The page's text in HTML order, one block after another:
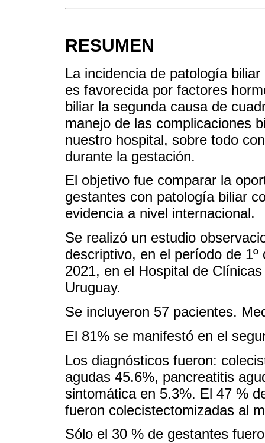
RESUMEN
La incidencia de patología
es favorecida por factores
biliar la segunda causa de
manejo de las complicaciones
nuestro hospital, sobre todo
durante la gestación.
El objetivo fue comparar la
gestantes con patología biliar
evidencia a nivel internacional.
Se realizó un estudio
descriptivo, en el período de
2021, en el Hospital de
Uruguay.
Se incluyeron 57 pacientes.
El 81% se manifestó en el
Los diagnósticos fueron:
agudas 45.6%, pancreatitis
sintomática en 5.3%. El 47 %
fueron colecistectomizadas al
Sólo el 30 % de gestantes